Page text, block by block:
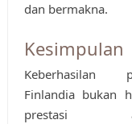
dan bermakna.
Kesimpulan
Keberhasilan
Finlandia bukan
prestasi